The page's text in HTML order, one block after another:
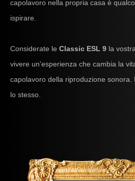
capolavoro nella propria casa è
ispirare.
Considerate le Classic ESL 9 la
vivere un'esperienza che cambia la
capolavoro della riproduzione sonora.
lo stesso.